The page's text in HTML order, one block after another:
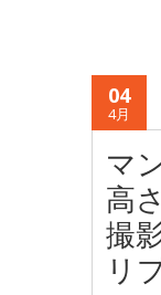
04
4月
マ
高
撮
リ